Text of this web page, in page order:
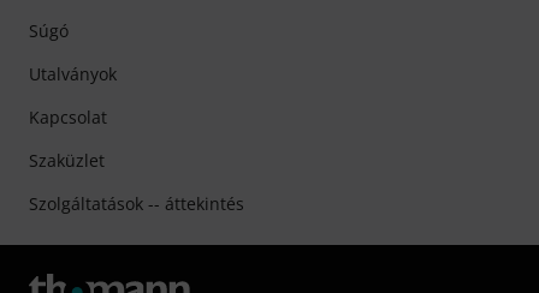
Súgó
Utalványok
Kapcsolat
Szaküzlet
Szolgáltatások -- áttekintés